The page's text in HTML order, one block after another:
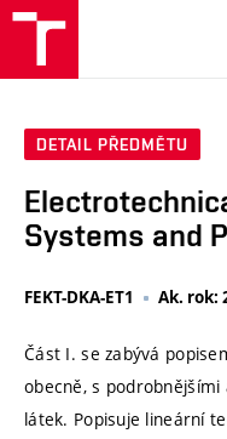
DETAIL PŘEDMĚTU
Systems and
FEKT-DKA-ET1 Ak. rok:
Část I. se zabývá
obecně, s
látek. Popisuje lineární